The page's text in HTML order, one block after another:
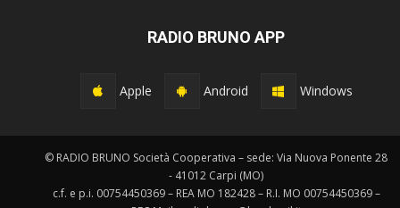
RADIO BRUNO APP
Apple Android Windows
© RADIO BRUNO Società Cooperativa – sede: Via Nuova Ponente 28
- 41012 Carpi (MO)
c.f. e p.i. 00754450369 – REA MO 182428 – R.I. MO 00754450369 –